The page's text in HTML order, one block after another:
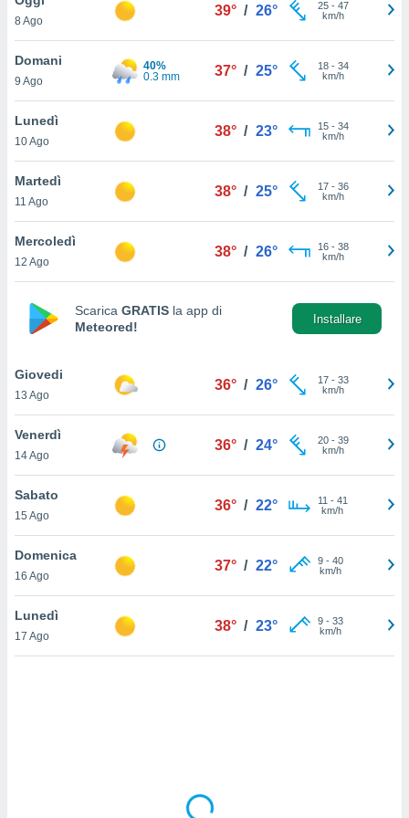
è
al sito
di
ci
di
il
un
la
nella
cookie
il tuo
in
a piè
del
8 Ago
39° / 26° 25- 47
km/h
Domani
9 Ago
40%
0.3 mm
37° / 25° 18- 34
km/h
Lunedì
10 Ago
38° / 23° 15- 34
km/h
Martedì
11 Ago
38° / 25° 17- 36
km/h
Mercoledì
12 Ago
38° / 26° 16- 38
km/h
Scarica GRATIS la app di
Meteored!
Installare
Giovedi
13 Ago
36° / 26° 17- 33
km/h
Venerdì
14 Ago
36° / 24° 20- 39
km/h
Sabato
15 Ago
36° / 22° 11 - 41
km/h
Domenica
16 Ago
37° / 22° 9- 40
km/h
Lunedì
17 Ago
38° / 23° 9- 33
km/h